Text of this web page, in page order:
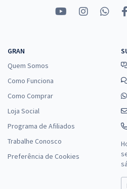
GRAN
Quem Somos
Como Funciona
Como Comprar
Loja Social
Programa de Afiliados
Trabalhe Conosco
Preferência de Cookies